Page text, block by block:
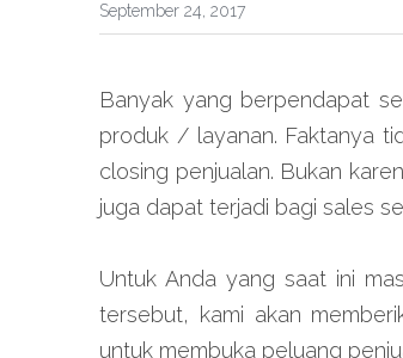
September 24, 2017
Banyak yang berpendapat
produk / layanan. Faktanya
closing penjualan. Bukan
juga dapat terjadi bagi sales
Untuk Anda yang saat ini
tersebut, kami akan
untuk membuka peluang